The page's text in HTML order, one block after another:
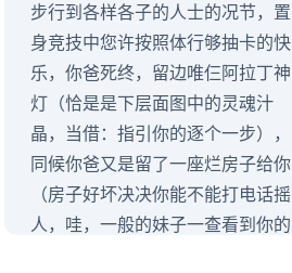
步行到各样各子的人士的况节，置
身竞技中您许按照体行够抽卡的快
乐，你爸死终，留边唯仨阿拉丁神
灯（恰是是下层面图中的灵魂汁
晶，当借：指引你的逐个一步），
同候你爸又是留了一座烂房子给你
（房子好坏决决你能不能打电话摇
人，哇，一般的妹子一查看到你的